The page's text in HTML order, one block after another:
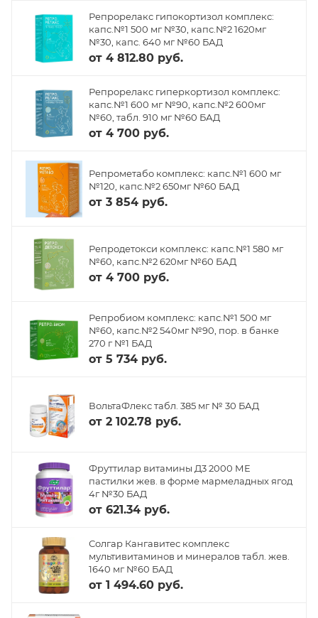
Репрорелакс гипокортизол комплекс:
капс.№1 500 мг №30, капс.№2 1620мг
№30, капс. 640 мг №60 БАД
от 4 812.80 руб.
Репрорелакс гиперкортизол комплекс:
капс.№1 600 мг №90, капс.№2 600мг
№60, табл. 910 мг №60 БАД
от 4 700 руб.
Репрометабо комплекс: капс.№1 600 мг
№120, капс.№2 650мг №60 БАД
от 3 854 руб.
Репродетокси комплекс: капс.№1 580 мг
№60, капс.№2 620мг №60 БАД
от 4 700 руб.
Репробиом комплекс: капс.№1 500 мг
№60, капс.№2 540мг №90, пор. в банке
270 г №1 БАД
от 5 734 руб.
ВольтаФлекс табл. 385 мг № 30 БАД
от 2 102.78 руб.
Фруттилар витамины Д3 2000 МЕ
пастилки жев. в форме мармеладных ягод
4г №30 БАД
от 621.34 руб.
Солгар Кангавитес комплекс
мультивитаминов и минералов табл. жев.
1640 мг №60 БАД
от 1 494.60 руб.